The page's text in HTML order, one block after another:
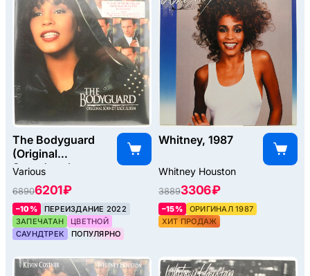
The Bodyguard
(Original
Soundtrack
Various
68906201 ₽
–10%
ПЕРЕИЗДАНИЕ 2022
ЗАПЕЧАТАН
ЦВЕТНОЙ
САУНДТРЕК
ПОПУЛЯРНО
Whitney, 1987
Whitney Houston
38893306 ₽
–15%
ОРИГИНАЛ 1987
ХИТ ПРОДАЖ